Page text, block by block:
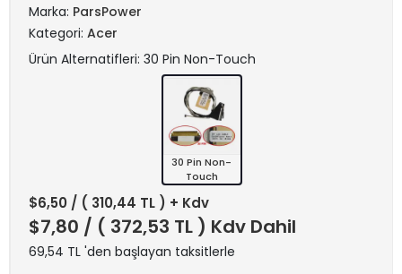
Marka: ParsPower
Kategori: Acer
Ürün Alternatifleri: 30 Pin Non-Touch
30 Pin Non-
Touch
$6,50 / ( 310,44 TL ) + Kdv
$7,80 / ( 372,53 TL ) Kdv Dahil
69,54 TL 'den başlayan taksitlerle